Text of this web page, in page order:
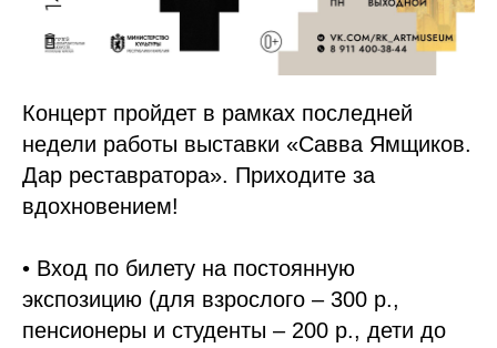
Концерт пройдет в рамках последней
недели работы выставки «Савва Ямщиков.
Дар реставратора». Приходите за
вдохновением!
• Вход по билету на постоянную
экспозицию (для взрослого – 300 р.,
пенсионеры и студенты – 200 р., дети до